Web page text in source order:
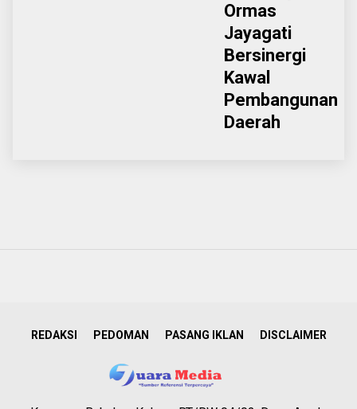
Ormas
Jayagati
Bersinergi
Kawal
Pembangunan
Daerah
REDAKSI PEDOMAN PASANG IKLAN DISCLAIMER